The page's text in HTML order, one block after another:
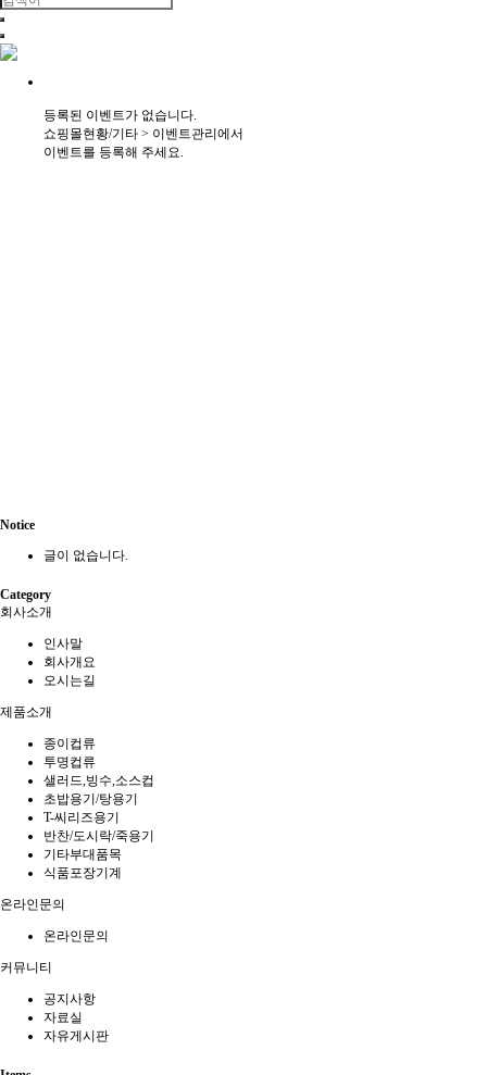
등록된 이벤트가 없습니다.
쇼핑몰현황/기타 > 이벤트관리에서
이벤트를 등록해 주세요.
Notice
글이 없습니다.
Category
회사소개
인사말
회사개요
오시는길
제품소개
종이컵류
투명컵류
샐러드,빙수,소스컵
초밥용기/탕용기
T-씨리즈용기
반찬/도시락/죽용기
기타부대품목
식품포장기계
온라인문의
온라인문의
커뮤니티
공지사항
자료실
자유게시판